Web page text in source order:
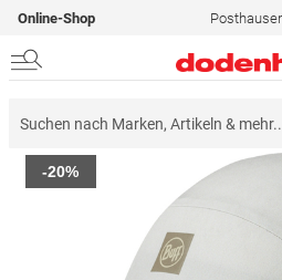
Online-Shop
Zum
Ende
-20%